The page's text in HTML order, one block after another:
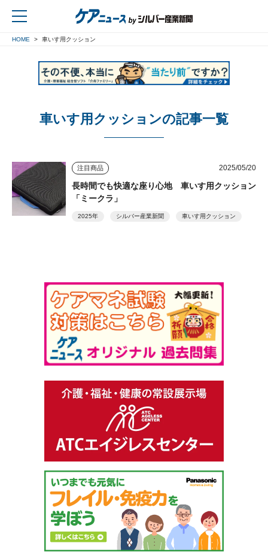
HOME 車いす用クッション
車いす用クッションの記事一覧
注目商品 2025/05/20
長時間でも快適な座り心地 車いす用クッション
「ミークラ」
2025年 シルバー産業新聞 車いす用クッション